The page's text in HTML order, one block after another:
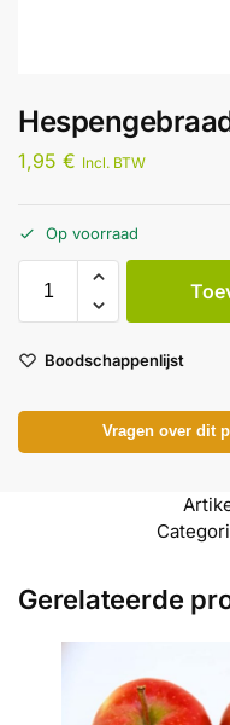
1,95 € Incl. BTW
Op voorraad
Boodschappenlijst
Vragen over dit
Gerelateerde